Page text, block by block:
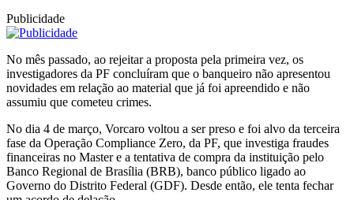
Publicidade
No mês passado, ao rejeitar a proposta pela primeira vez, os
investigadores da PF concluíram que o banqueiro não apresentou
novidades em relação ao material que já foi apreendido e não
assumiu que cometeu crimes.
No dia 4 de março, Vorcaro voltou a ser preso e foi alvo da terceira
fase da Operação Compliance Zero, da PF, que investiga fraudes
financeiras no Master e a tentativa de compra da instituição pelo
Banco Regional de Brasília (BRB), banco público ligado ao
Governo do Distrito Federal (GDF). Desde então, ele tenta fechar